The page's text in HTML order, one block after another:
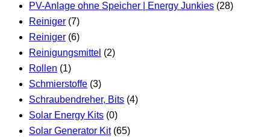
PV-Anlage ohne Speicher | Energy Junkies (28)
Reiniger (7)
Reiniger (6)
Reinigungsmittel (2)
Rollen (1)
Schmierstoffe (3)
Schraubendreher, Bits (4)
Solar Energy Kits (0)
Solar Generator Kit (65)